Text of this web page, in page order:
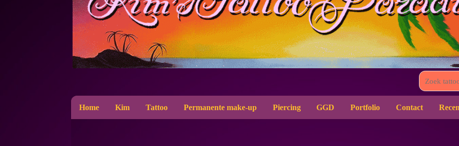
Home Kim Tattoo Permanente make-up Piercing GGD Portfolio Contact